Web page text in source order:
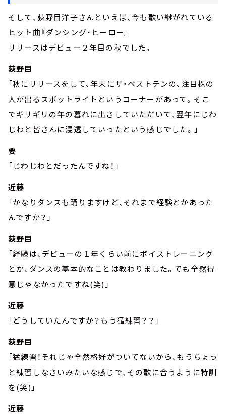
そして、荻野目洋子さんといえば、今も歌い継がれている
ヒット曲『ダンシング・ヒーロー』
リリースはデビュー２年目の秋でした。
荻野目
「秋にリリースをして、年末にザ・ベストテンの、注目株の
人が出るスポットライトというコーナーがあって。そこ
でギリギリの年の暮れに出さしていただいて、翌年にじわ
じわと皆さんに浸透していったという感じでした。」
要
「じわじわとだったんですね！」
近藤
「かなりダンスも踊りますけど、それまで経験とかあった
んですか？」
荻野目
「経験は、デビューの１年くらい前にボイストレーニング
とか、ダンスの基本的なことは教わりました。でも全然得
意じゃなかったですね(笑)」
近藤
「どうしていたんですか？もう猛練習？？」
荻野目
「猛練習！それじゃ全然格好がついてないから、もうちょっ
と練習しなさいみたいな感じで、その歌に合うように特訓
を(笑)」
近藤